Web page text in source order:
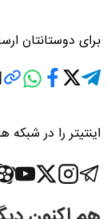
برای دوستانتان
اینتیتر را در